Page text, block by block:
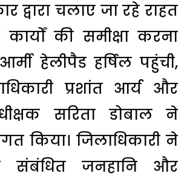
द्वारा चलाए जा रहे राहत
कार्यों की समीक्षा करना
हेलीपैड हर्षिल पहुंची,
प्रशांत आर्य और
सरिता डोबाल ने
किया। जिलाधिकारी ने
संबंधित जनहानि और